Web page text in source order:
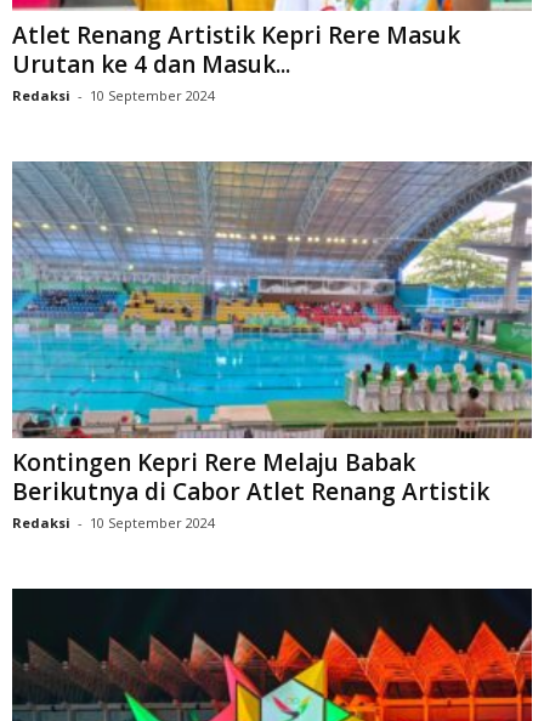
Atlet Renang Artistik Kepri Rere Masuk
Urutan ke 4 dan Masuk...
Redaksi - 10 September 2024
Kontingen Kepri Rere Melaju Babak
Berikutnya di Cabor Atlet Renang Artistik
Redaksi - 10 September 2024